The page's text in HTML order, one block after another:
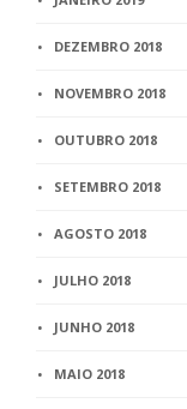
DEZEMBRO 2018
NOVEMBRO 2018
OUTUBRO 2018
SETEMBRO 2018
AGOSTO 2018
JULHO 2018
JUNHO 2018
MAIO 2018